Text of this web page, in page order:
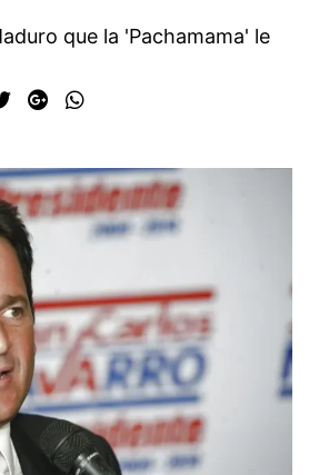
que la 'Pachamama' le